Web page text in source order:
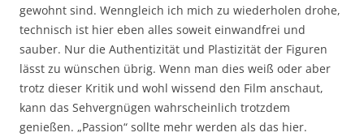
gewohnt sind. Wenngleich ich mich zu wiederholen drohe,
technisch ist hier eben alles soweit einwandfrei und
sauber. Nur die Authentizität und Plastizität der Figuren
lässt zu wünschen übrig. Wenn man dies weiß oder aber
trotz dieser Kritik und wohl wissend den Film anschaut,
kann das Sehvergnügen wahrscheinlich trotzdem
genießen. „Passion“ sollte mehr werden als das hier.